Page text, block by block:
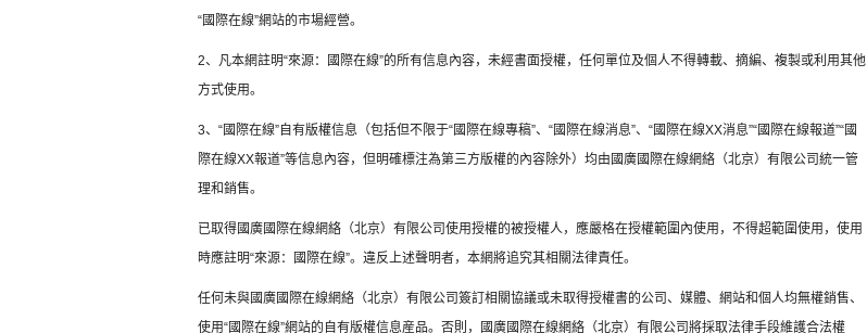
“國際在線”網站的市場經營。
2、凡本網註明“來源：國際在線”的所有信息內容，未經書面授權，任何單位及個人不得轉載、摘編、複製或利用其他
方式使用。
3、“國際在線”自有版權信息（包括但不限于“國際在線專稿”、“國際在線消息”、“國際在線XX消息”“國際在線報道”“國
際在線XX報道”等信息內容，但明確標注為第三方版權的內容除外）均由國廣國際在線網絡（北京）有限公司統一管
理和銷售。
已取得國廣國際在線網絡（北京）有限公司使用授權的被授權人，應嚴格在授權範圍內使用，不得超範圍使用，使用
時應註明“來源：國際在線”。違反上述聲明者，本網將追究其相關法律責任。
任何未與國廣國際在線網絡（北京）有限公司簽訂相關協議或未取得授權書的公司、媒體、網站和個人均無權銷售、
使用“國際在線”網站的自有版權信息産品。否則，國廣國際在線網絡（北京）有限公司將採取法律手段維護合法權